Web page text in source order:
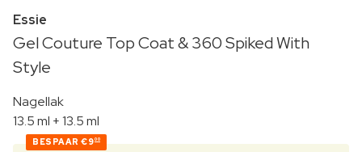
Essie
Gel Couture Top Coat & 360 Spiked With
Style
Nagellak
13.5 ml + 13.5 ml
BESPAAR €900